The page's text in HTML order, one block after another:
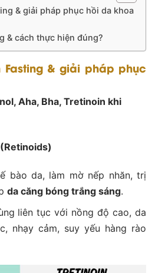
& giải pháp phục hồi da khoa
& cách thực hiện đúng?
Fasting & giải pháp phục
Aha, Bha, Tretinoin khi
bào da, làm mờ nếp nhăn, trị
da căng bóng trắng sáng.
liên tục với nồng độ cao, da
nhạy cảm, suy yếu hàng rào